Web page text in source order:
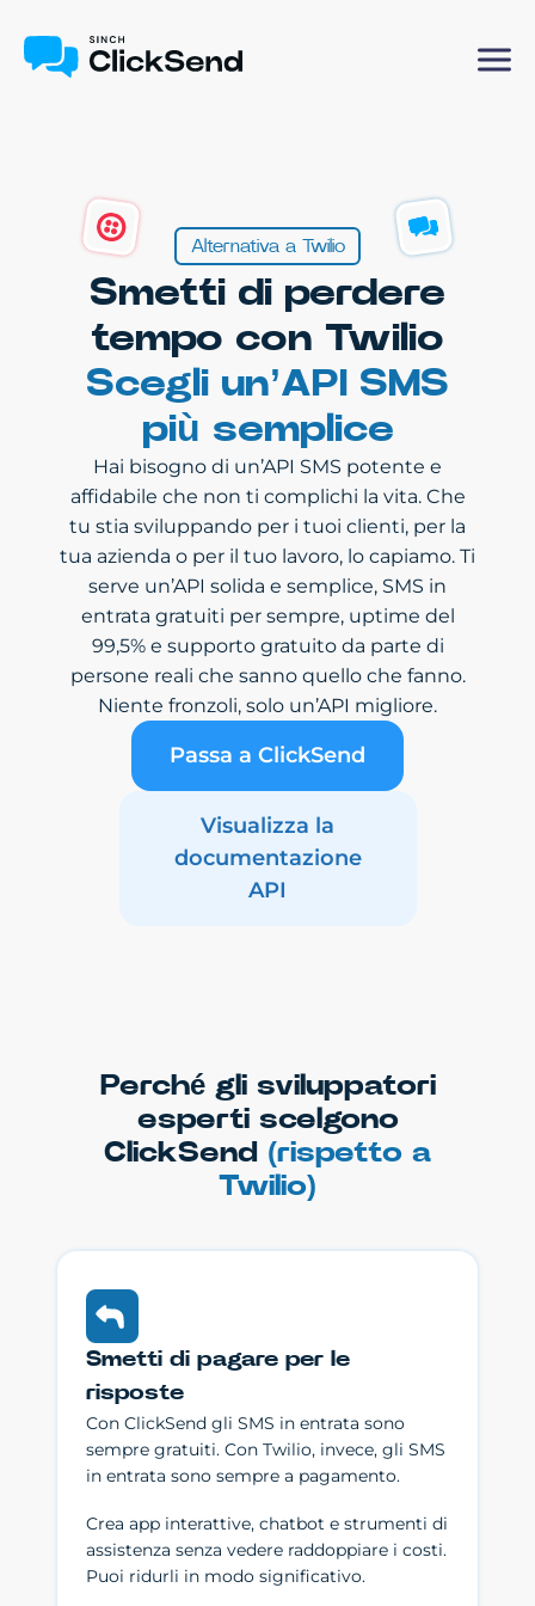
Alternativa a Twilio
Smetti di perdere
tempo con Twilio
Scegli un’API SMS
più semplice
Hai bisogno di un’API SMS potente e
affidabile che non ti complichi la vita. Che
tu stia sviluppando per i tuoi clienti, per la
tua azienda o per il tuo lavoro, lo capiamo. Ti
serve un’API solida e semplice, SMS in
entrata gratuiti per sempre, uptime del
99,5% e supporto gratuito da parte di
persone reali che sanno quello che fanno.
Niente fronzoli, solo un’API migliore.
Passa a ClickSend
Visualizza la
documentazione
API
Perché gli sviluppatori
esperti scelgono
ClickSend (rispetto a
Twilio)
Smetti di pagare per le
risposte
Con ClickSend gli SMS in entrata sono
sempre gratuiti. Con Twilio, invece, gli SMS
in entrata sono sempre a pagamento.
Crea app interattive, chatbot e strumenti di
assistenza senza vedere raddoppiare i costi.
Puoi ridurli in modo significativo.